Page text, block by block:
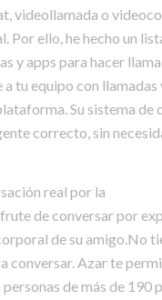
videollamada o
Por ello, he hecho un
y apps para hacer
a tu equipo con llamadas
Su sistema de
correcto, sin
real por la
de conversar por
de su amigo.No
conversar. Azar te
de más de 190